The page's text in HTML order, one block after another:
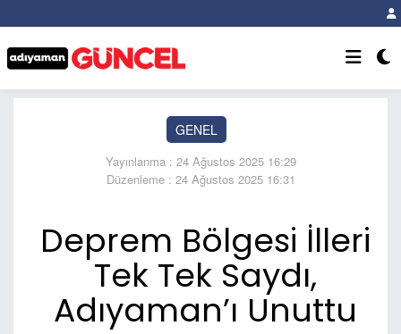
GENEL
Yayınlanma : 24 Ağustos 2025 16:29
Düzenleme : 24 Ağustos 2025 16:31
Deprem Bölgesi İlleri
Tek Tek Saydı,
Adıyaman’ı Unuttu